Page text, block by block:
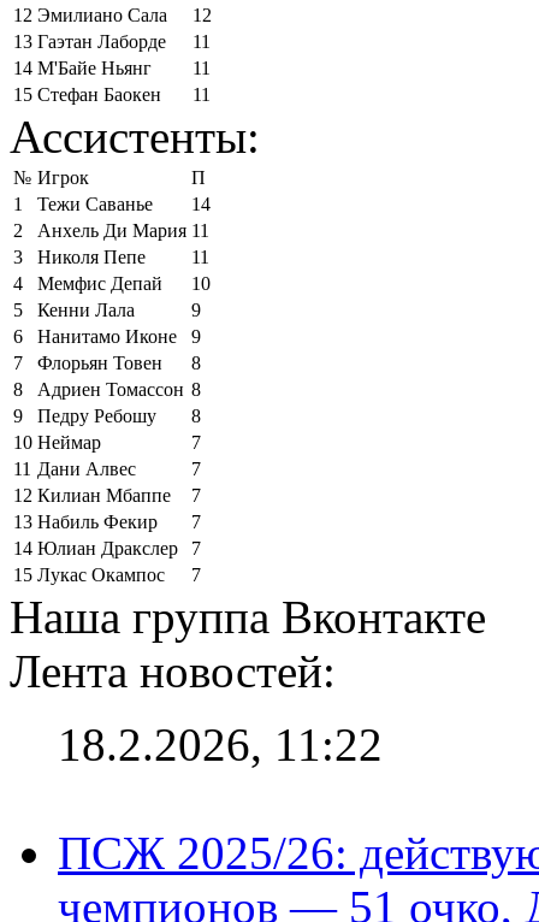
12 Эмилиано Сала
12
13 Гаэтан Лаборде
11
14 М'Байе Ньянг
11
15 Стефан Баокен 11
Ассистенты:
№ Игрок
П
1
Тежи Саванье
14
2
Анхель Ди Мария 11
3
Николя Пепе
11
4
Мемфис Депай
10
5
Кенни Лала
9
6
Нанитамо Иконе
9
7
Флорьян Товен
8
8
Адриен Томассон 8
9
Педру Ребошу
8
10 Неймар
7
11 Дани Алвес
7
12 Килиан Мбаппе
7
13 Набиль Фекир
7
14 Юлиан Дракслер
7
15 Лукас Окампос 7
Наша группа Вконтакте
Лента новостей:
18.2.2026, 11:22
ПСЖ 2025/26:
чемпионов — 51 очко,